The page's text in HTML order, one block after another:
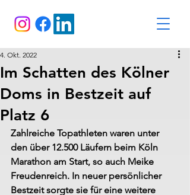
Im Schatten des Kölner
Doms in Bestzeit auf
Platz 6
4. Okt. 2022
Zahlreiche Topathleten waren unter
den über 12.500 Läufern beim Köln
Marathon am Start, so auch Meike
Freudenreich. In neuer persönlicher
Bestzeit sorgte sie für eine weitere